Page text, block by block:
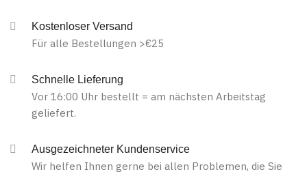
Kostenloser Versand
Für alle Bestellungen >€25
Schnelle Lieferung
Vor 16:00 Uhr bestellt = am nächsten Arbeitstag
geliefert.
Ausgezeichneter Kundenservice
Wir helfen Ihnen gerne bei allen Problemen, die Sie